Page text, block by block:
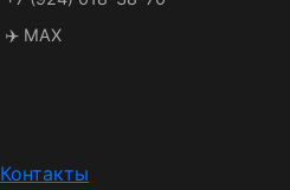
✈️ MAX
Контакты